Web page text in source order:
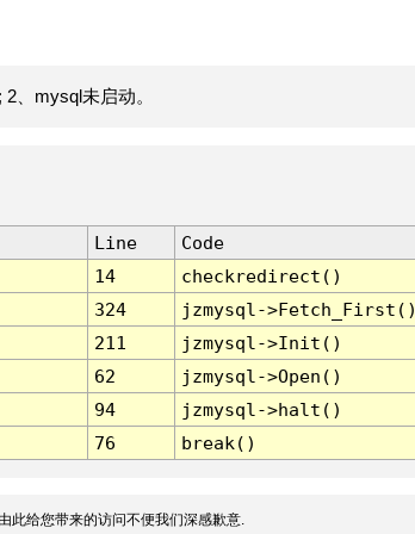
、mysql未启动。
Line
Code
14
checkredirect()
324
jzmysql-
211
jzmysql->Init()
62
jzmysql->Open()
94
jzmysql->halt()
76 break()
此给您带来的访问不便我们深感歉意.